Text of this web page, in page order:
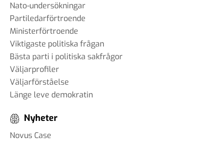
Nato-undersökningar
Partiledarförtroende
Ministerförtroende
Viktigaste politiska frågan
Bästa parti i politiska sakfrågor
Väljarprofiler
Väljarförståelse
Länge leve demokratin
Nyheter
Novus Case